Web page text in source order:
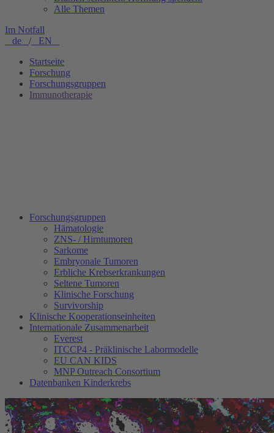
Alle Themen
Im Notfall
de / EN
Startseite
Forschung
Forschungsgruppen
Immunotherapie
Forschungsgruppen
Hämatologie
ZNS- / Hirntumoren
Sarkome
Embryonale Tumoren
Erbliche Krebserkrankungen
Seltene Tumoren
Klinische Forschung
Survivorship
Klinische Kooperationseinheiten
Internationale Zusammenarbeit
Everest
ITCCP4 - Präklinische Labormodelle
EU CAN KIDS
MNP Outreach Consortium
Datenbanken Kinderkrebs